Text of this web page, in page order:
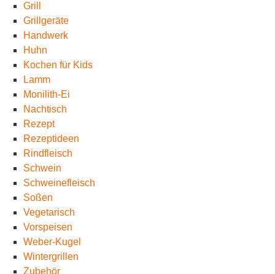
Grill
Grillgeräte
Handwerk
Huhn
Kochen für Kids
Lamm
Monilith-Ei
Nachtisch
Rezept
Rezeptideen
Rindfleisch
Schwein
Schweinefleisch
Soßen
Vegetarisch
Vorspeisen
Weber-Kugel
Wintergrillen
Zubehör